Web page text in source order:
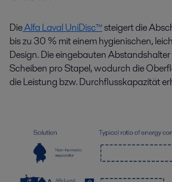
DieAlfa Laval UniDisc™steigert die
bis zu 30 % mit einem hygienischen,
Design. Die eingebauten
Scheiben pro Stapel, wodurch die
die Leistung bzw. Durchflusskapazität